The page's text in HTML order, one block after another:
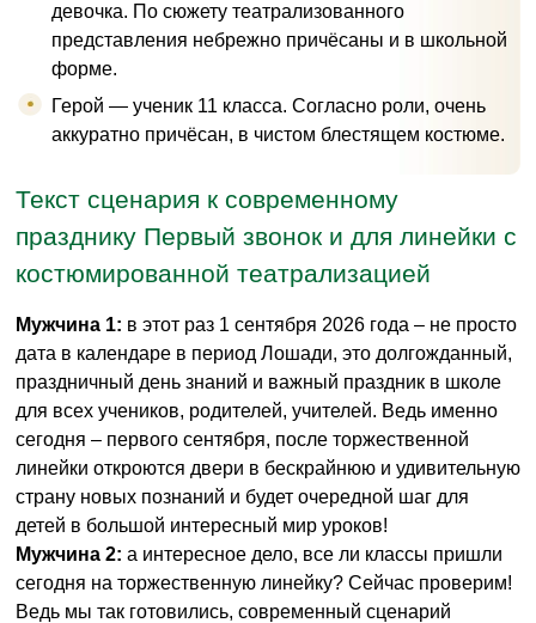
девочка. По сюжету театрализованного
представления небрежно причёсаны и в школьной
форме.
Герой — ученик 11 класса. Согласно роли, очень
аккуратно причёсан, в чистом блестящем костюме.
Текст сценария к современному
празднику Первый звонок и для линейки с
костюмированной театрализацией
Мужчина 1: в этот раз 1 сентября 2026 года – не просто
дата в календаре в период Лошади, это долгожданный,
праздничный день знаний и важный праздник в школе
для всех учеников, родителей, учителей. Ведь именно
сегодня – первого сентября, после торжественной
линейки откроются двери в бескрайнюю и удивительную
страну новых познаний и будет очередной шаг для
детей в большой интересный мир уроков!
Мужчина 2: а интересное дело, все ли классы пришли
сегодня на торжественную линейку? Сейчас проверим!
Ведь мы так готовились, современный сценарий